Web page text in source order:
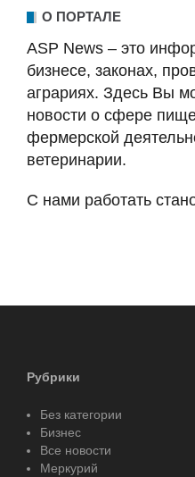
О ПОРТАЛЕ
ASP News – это
бизнесе, законах,
аграриях. Здесь Вы
новости о сфере
фермерской
ветеринарии.
С нами работать
Рубрики
Без категории
Бизнес
Все новости
Меркурий